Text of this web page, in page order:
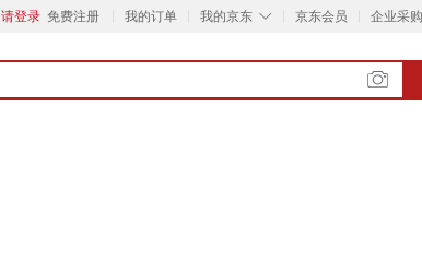
请登录 免费注册 我的订单 ◇
我的京东 京东会员 企业采购